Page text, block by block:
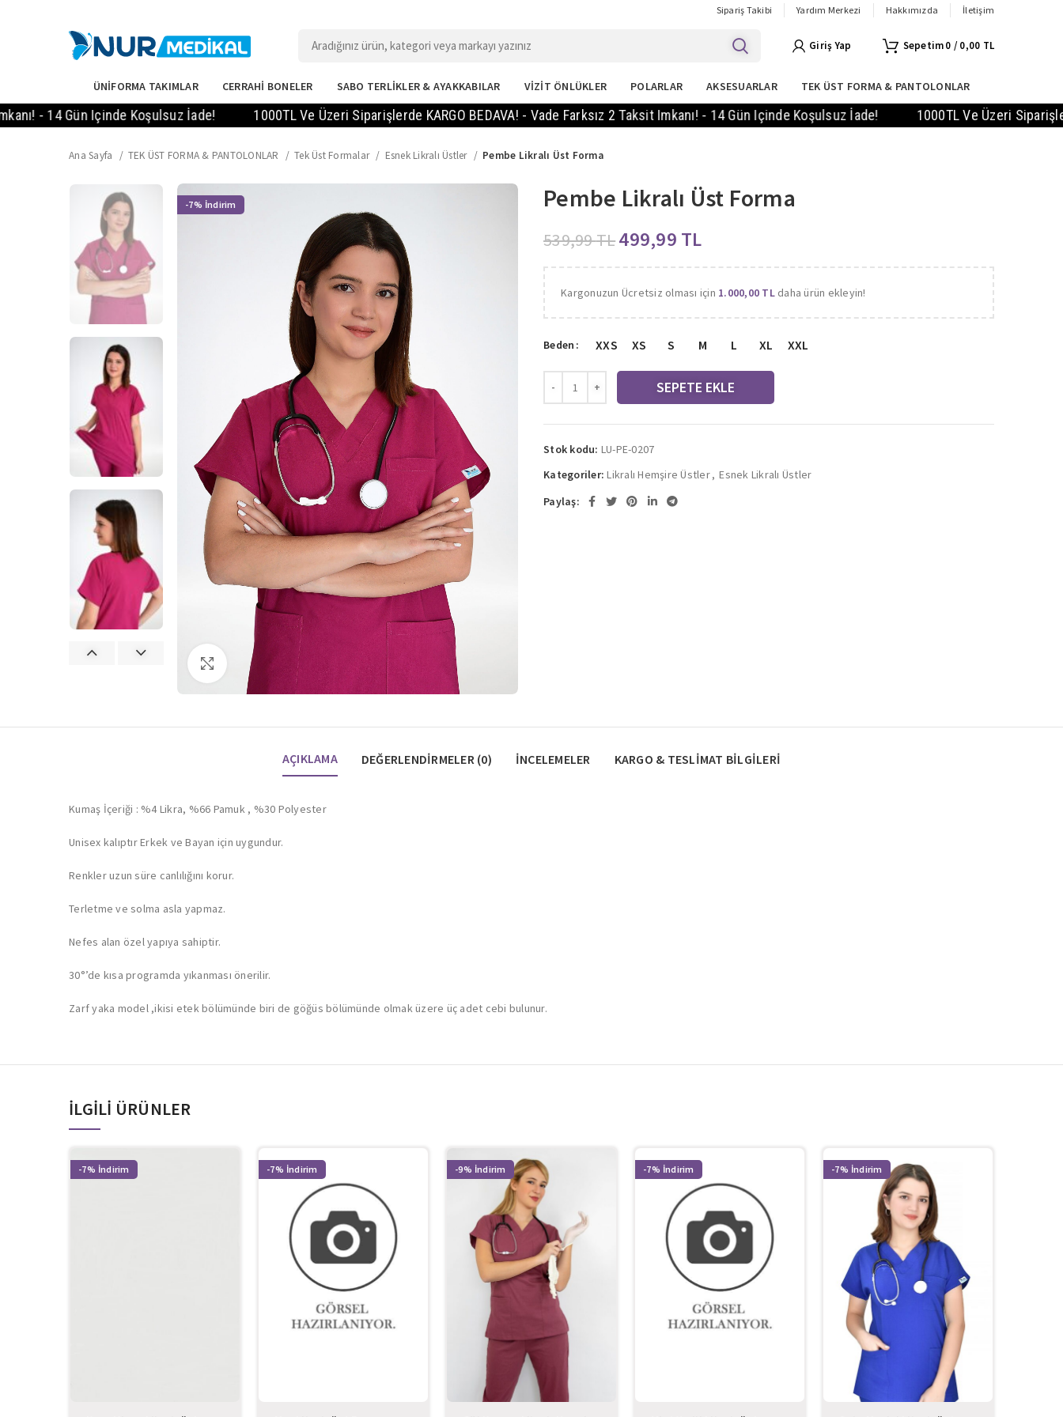
Sipariş Takibi Yardım Merkezi Hakkımızda İletişim
Giriş Yap 0 / 0,00 TL
ÜNİFORMA TAKIMLAR CERRAHİ BONELER SABO TERLİKLER & AYAKKABILAR VİZİT ÖNLÜKLER POLARLAR AKSESUARLAR TEK ÜST FORMA & PANTOLONLAR
14 Gün Içinde Koşulsuz İade! 1000TL Ve Üzeri Siparişlerde KARGO BEDAVA! - Vade Farksız 2 Taksit Imkanı! - 14 Gün Içinde Koşulsuz İade! 1000TL Ve Üzeri Siparişlerde
Ana Sayfa TEK ÜST FORMA & PANTOLONLAR Tek Üst Formalar Esnek Likralı Üstler Pembe Likralı Üst Forma
-7%
Büyütmek için tıklayın
Pembe Likralı Üst Forma
539,99TL499,99 TL
Kargonuzun Ücretsiz olması için 1.000,00 TLdaha ürün ekleyin!
Beden XXS XS S M L XL XXL
SEPETE EKLE
Stok kodu: LU-PE-0207
Kategoriler: Likralı Hemşire Üstler, Esnek Likralı Üstler
Paylaş:
AÇIKLAMA DEĞERLENDIRMELER (0) İNCELEMELER KARGO & TESLIMAT BILGILERI
Kumaş İçeriği : %4 Likra, %66 Pamuk , %30 Polyester
Unisex kalıptır Erkek ve Bayan için uygundur.
Renkler uzun süre canlılığını korur.
Terletme ve solma asla yapmaz.
Nefes alan özel yapıya sahiptir.
30°’de kısa programda yıkanması önerilir.
Zarf yaka model ,ikisi etek bölümünde biri de göğüs bölümünde olmak üzere üç adet cebi bulunur.
İLGILI ÜRÜNLER
-7% -7% -9% -7% -7%